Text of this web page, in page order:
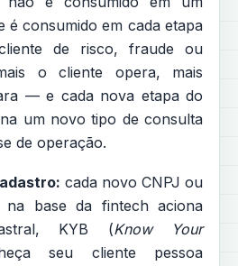
é consumido em cada etapa
de risco, fraude ou
o cliente opera, mais
— e cada nova etapa do
um novo tipo de consulta
de operação.
cada novo CNPJ ou
na base da fintech aciona
KYB (Know Your
seu cliente pessoa